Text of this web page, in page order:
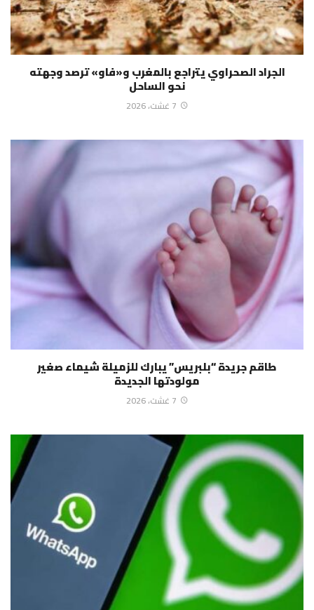
الجراد الصحراوي يتراجع بالمغرب و«فاو» ترصد وجهته
نحو الساحل
7 غشت، 2026
طاقم جريدة “بلبريس” يبارك للزميلة شيماء صغير
مولودتها الجديدة
7 غشت، 2026